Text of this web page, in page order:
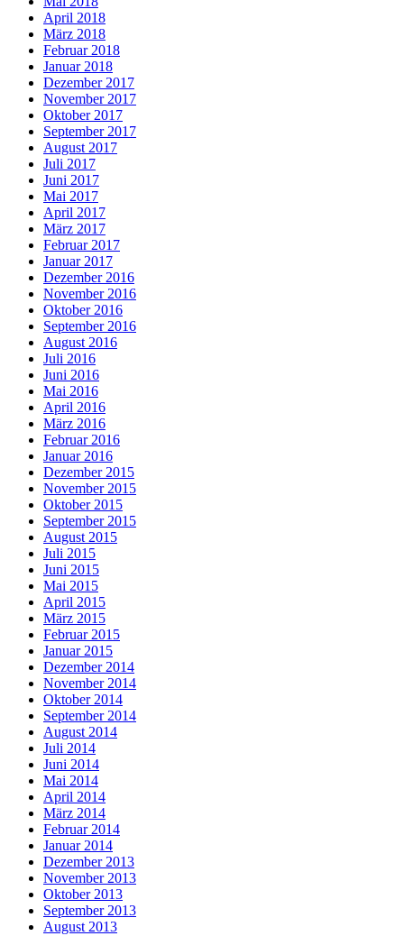
April 2018
März 2018
Februar 2018
Januar 2018
Dezember 2017
November 2017
Oktober 2017
September 2017
August 2017
Juli 2017
Juni 2017
Mai 2017
April 2017
März 2017
Februar 2017
Januar 2017
Dezember 2016
November 2016
Oktober 2016
September 2016
August 2016
Juli 2016
Juni 2016
Mai 2016
April 2016
März 2016
Februar 2016
Januar 2016
Dezember 2015
November 2015
Oktober 2015
September 2015
August 2015
Juli 2015
Juni 2015
Mai 2015
April 2015
März 2015
Februar 2015
Januar 2015
Dezember 2014
November 2014
Oktober 2014
September 2014
August 2014
Juli 2014
Juni 2014
Mai 2014
April 2014
März 2014
Februar 2014
Januar 2014
Dezember 2013
November 2013
Oktober 2013
September 2013
August 2013